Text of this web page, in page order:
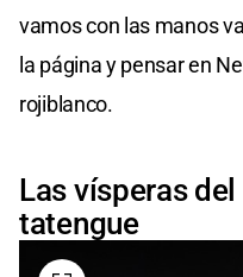
vamos con las manos
la página y pensar en
rojiblanco.
Las vísperas
tatengue